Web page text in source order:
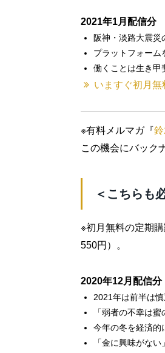
2021年1月配信分
阪神・淡路大震災
プラットフォーム
働くことは生き甲
いますぐ初月無
※有料メルマガ『
この機会にバック
＜こちらも
※初月無料の定期
550円）。
2020年12月配信分
2021年は前半は
「弱者の不幸は
今年の冬を経済的
「金に興味がな